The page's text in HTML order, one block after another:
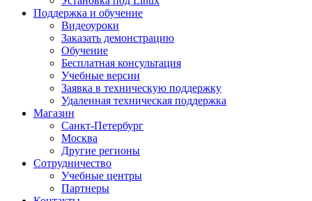
Поддержка и обучение
Видеоуроки
Заказать демонстрацию
Обучение
Бесплатная консультация
Учебные версии
Заявка в техническую поддержку
Удаленная техническая поддержка
Магазин
Санкт-Петербург
Москва
Другие регионы
Сотрудничество
Учебные центры
Партнеры